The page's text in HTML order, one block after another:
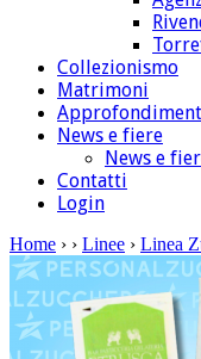
Collezionismo
Matrimoni
News e fiere
News e
Contatti
Login
Home › › Linee › Linea